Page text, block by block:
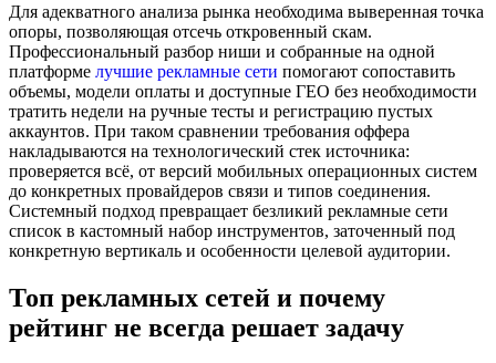
Для адекватного анализа рынка необходима выверенная точка
опоры, позволяющая отсечь откровенный скам.
Профессиональный разбор ниши и собранные на одной
платформе лучшие рекламные сети помогают сопоставить
объемы, модели оплаты и доступные ГЕО без необходимости
тратить недели на ручные тесты и регистрацию пустых
аккаунтов. При таком сравнении требования оффера
накладываются на технологический стек источника:
проверяется всё, от версий мобильных операционных систем
до конкретных провайдеров связи и типов соединения.
Системный подход превращает безликий рекламные сети
список в кастомный набор инструментов, заточенный под
конкретную вертикаль и особенности целевой аудитории.
Топ рекламных сетей и почему
рейтинг не всегда решает задачу